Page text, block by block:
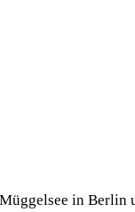
in Berlin